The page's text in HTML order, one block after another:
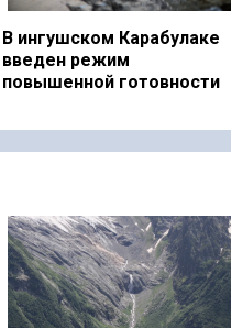
В ингушском Карабулаке
введен режим
повышенной готовности